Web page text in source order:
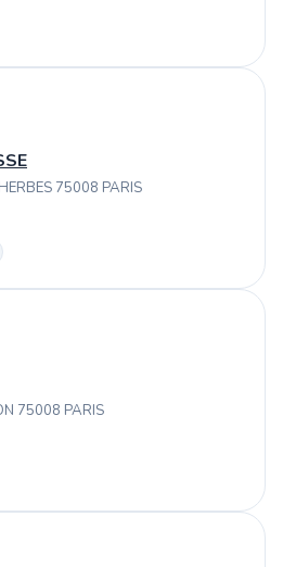
75008 PARIS
75008 PARIS